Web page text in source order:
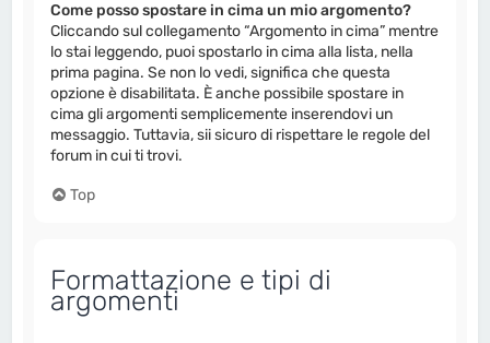
Come posso spostare in cima un mio argomento?
Cliccando sul collegamento “Argomento in cima” mentre
lo stai leggendo, puoi spostarlo in cima alla lista, nella
prima pagina. Se non lo vedi, significa che questa
opzione è disabilitata. È anche possibile spostare in
cima gli argomenti semplicemente inserendovi un
messaggio. Tuttavia, sii sicuro di rispettare le regole del
forum in cui ti trovi.
Top
Formattazione e tipi di
argomenti